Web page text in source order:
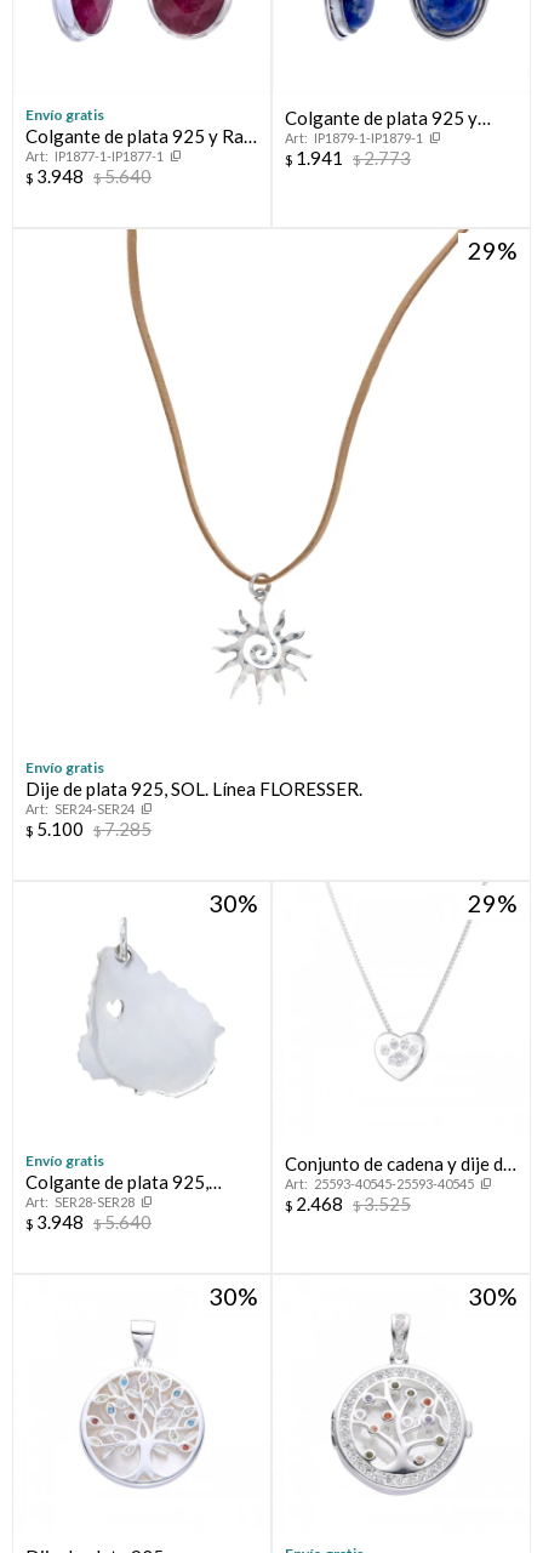
Envío gratis
Colgante de plata 925 y Raíz
de RubíIP1877-1-IP1877-1
$ 3.948 $5.640
Colgante de plata 925 y
Lapiz Lazuli
IP1879-1-IP1879-1
$ 1.941 $2.773
29
Envío gratis
Dije de plata 925, SOL. Línea FLORESSER.
SER24-SER24
$ 5.100 $7.285
30
Envío gratis
Colgante de plata 925,
URUGUAY.
SER28-SER28
$ 3.948 $5.640
29
Conjunto de cadena y dije de
plata 925 con circonias,
HUELLITA.
25593-40545-25593-40545
$ 2.468 $3.525
30 30